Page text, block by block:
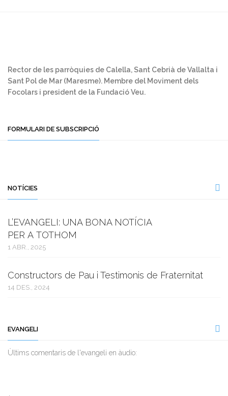
Rector de les parròquies de Calella, Sant Cebrià de Vallalta i
Sant Pol de Mar (Maresme). Membre del Moviment dels
Focolars i president de la Fundació Veu.
FORMULARI DE SUBSCRIPCIÓ
NOTÍCIES
L’EVANGELI: UNA BONA NOTÍCIA
PER A TOTHOM
1 ABR., 2025
Constructors de Pau i Testimonis de Fraternitat
14 DES., 2024
EVANGELI
Ùltims comentaris de l'evangeli en àudio: